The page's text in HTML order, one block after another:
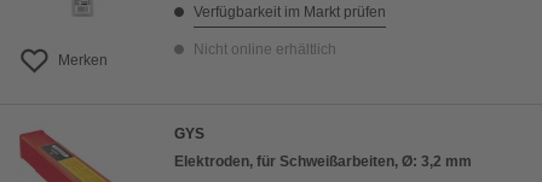
Merken
Verfügbarkeit im Markt prüfen
Nicht online erhältlich
GYS
Elektroden, für Schweißarbeiten, Ø: 3,2 mm